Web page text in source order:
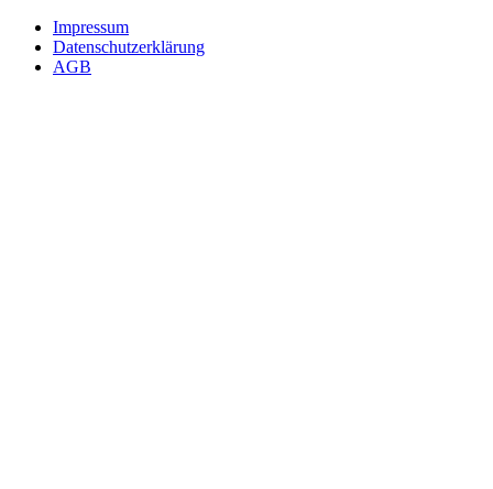
Impressum
Datenschutzerklärung
AGB